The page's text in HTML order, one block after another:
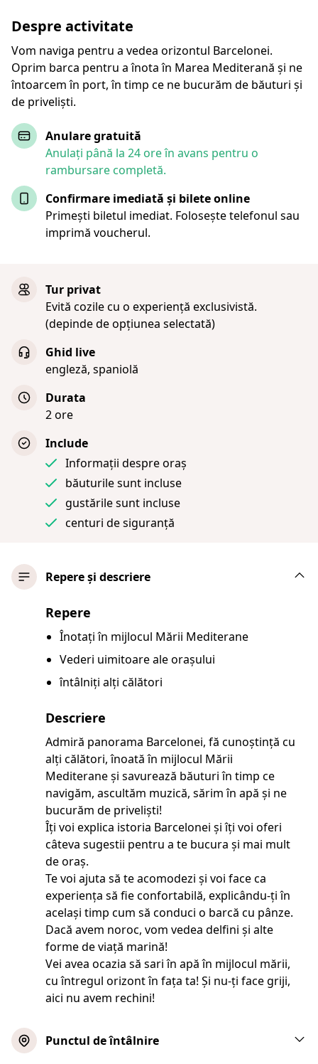
Despre activitate
Vom naviga pentru a vedea orizontul Barcelonei.
Oprim barca pentru a înota în Marea Mediterană și ne
întoarcem în port, în timp ce ne bucurăm de băuturi și
de priveliști.
Anulare gratuită
Anulați până la 24 ore în avans pentru o
rambursare completă.
Confirmare imediată și bilete online
Primești biletul imediat. Folosește telefonul sau
imprimă voucherul.
Tur privat
Evită cozile cu o experiență exclusivistă.
(depinde de opțiunea selectată)
Ghid live
engleză, spaniolă
Durata
2 ore
Include
Informații despre oraș
băuturile sunt incluse
gustările sunt incluse
centuri de siguranță
Repere și descriere
Repere
Înotați în mijlocul Mării Mediterane
Vederi uimitoare ale orașului
întâlniți alți călători
Descriere
Admiră panorama Barcelonei, fă cunoștință cu
alți călători, înoată în mijlocul Mării
Mediterane și savurează băuturi în timp ce
navigăm, ascultăm muzică, sărim în apă și ne
bucurăm de priveliști!
Îți voi explica istoria Barcelonei și îți voi oferi
câteva sugestii pentru a te bucura și mai mult
de oraș.
Te voi ajuta să te acomodezi și voi face ca
experiența să fie confortabilă, explicându-ți în
același timp cum să conduci o barcă cu pânze.
Dacă avem noroc, vom vedea delfini și alte
forme de viață marină!
Vei avea ocazia să sari în apă în mijlocul mării,
cu întregul orizont în fața ta! Și nu-ți face griji,
aici nu avem rechini!
Punctul de întâlnire